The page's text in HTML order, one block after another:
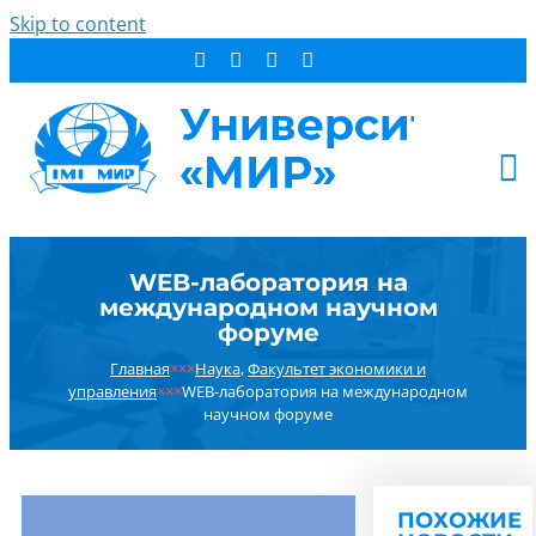
Skip to content
ДОПОБРАЗОВАНИЕ
ОБ УНИВЕРСИТЕТЕ
НОВОСТИ
РЕЗУЛЬТАТ ПОИСКА:
WEB-лаборатория на
международном научном
форуме
Главная×××Наука,Факультет экономики и
управления×××WEB-лаборатория на международном
научном форуме
ПОХОЖИЕ